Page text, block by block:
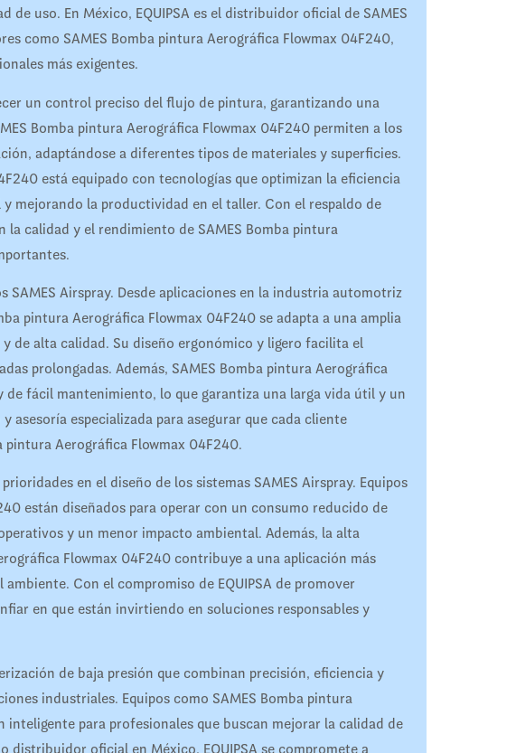
uso. En México, EQUIPSA es el distribuidor oficial de SAMES
como SAMES Bomba pintura Aerográfica Flowmax 04F240,
más exigentes.​
un control preciso del flujo de pintura, garantizando una
Bomba pintura Aerográfica Flowmax 04F240 permiten a los
adaptándose a diferentes tipos de materiales y superficies.
está equipado con tecnologías que optimizan la eficiencia
mejorando la productividad en el taller. Con el respaldo de
la calidad y el rendimiento de SAMES Bomba pintura
Airspray. Desde aplicaciones en la industria automotriz
pintura Aerográfica Flowmax 04F240 se adapta a una amplia
de alta calidad. Su diseño ergonómico y ligero facilita el
prolongadas. Además, SAMES Bomba pintura Aerográfica
fácil mantenimiento, lo que garantiza una larga vida útil y un
asesoría especializada para asegurar que cada cliente
pintura Aerográfica Flowmax 04F240.​
en el diseño de los sistemas SAMES Airspray. Equipos
están diseñados para operar con un consumo reducido de
y un menor impacto ambiental. Además, la alta
Flowmax 04F240 contribuye a una aplicación más
Con el compromiso de EQUIPSA de promover
en que están invirtiendo en soluciones responsables y
de baja presión que combinan precisión, eficiencia y
industriales. Equipos como SAMES Bomba pintura
para profesionales que buscan mejorar la calidad de
distribuidor oficial en México, EQUIPSA se compromete a